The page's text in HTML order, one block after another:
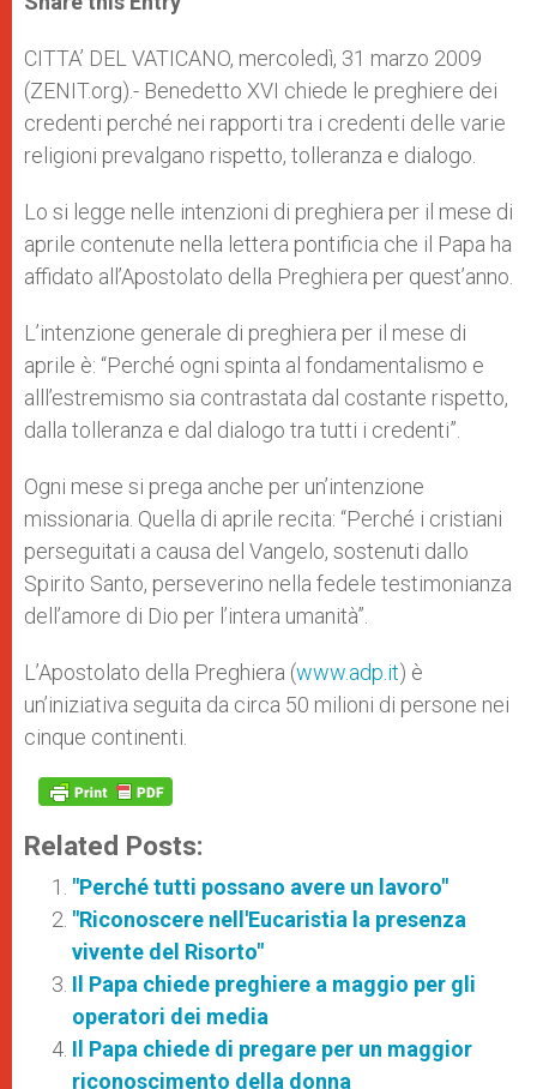
s
p
p
e
g
e
r
b
o
k
r
CITTA’ DEL VATICANO, mercoledì, 31 marzo 2009
(ZENIT.org).- Benedetto XVI chiede le preghiere dei
credenti perché nei rapporti tra i credenti delle varie
religioni prevalgano rispetto, tolleranza e dialogo.
Lo si legge nelle intenzioni di preghiera per il mese di
aprile contenute nella lettera pontificia che il Papa ha
affidato all’Apostolato della Preghiera per quest’anno.
L’intenzione generale di preghiera per il mese di
aprile è: “Perché ogni spinta al fondamentalismo e
alll’estremismo sia contrastata dal costante rispetto,
dalla tolleranza e dal dialogo tra tutti i credenti”.
Ogni mese si prega anche per un’intenzione
missionaria. Quella di aprile recita: “Perché i cristiani
perseguitati a causa del Vangelo, sostenuti dallo
Spirito Santo, perseverino nella fedele testimonianza
dell’amore di Dio per l’intera umanità”.
L’Apostolato della Preghiera (www.adp.it) è
un’iniziativa seguita da circa 50 milioni di persone nei
cinque continenti.
Related Posts:
"Perché tutti possano avere un lavoro"
"Riconoscere nell'Eucaristia la presenza
vivente del Risorto"
Il Papa chiede preghiere a maggio per gli
operatori dei media
Il Papa chiede di pregare per un maggior
riconoscimento della donna